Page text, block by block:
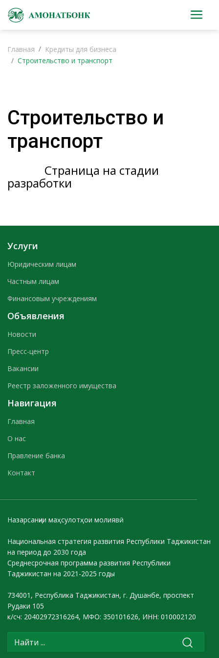
Главная
Кредиты для бизнеса
Строительство и транспорт
Строительство и
транспорт
Страница на стадии
разработки
Услуги
Юридическим лицам
Частным лицам
Финансовым учреждениям
Объявления
Новости
Пресс-центр
Вакансии
Реестр заложенного имущества
Навигация
Главная
О нас
Правление банка
Контакт
Назарсанҷии маҳсулотҳои молиявӣ
Национальная стратегия развития Республики Таджикистан
на период до 2030 года
Среднесрочная программа развития Республики
Таджикистан на 2021-2025 годы
734001, Республика Таджикистан, г. Душанбе, проспект
Рудаки 105
к/сч: 20402972316264, МФО: 350101626, ИНН: 010002120